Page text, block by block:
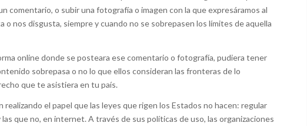
comentario, o subir una fotografía o imagen con la que expresáramos al
nos disgusta, siempre y cuando no se sobrepasen los límites de aquella
online donde se posteara ese comentario o fotografía, pudiera tener
sobrepasa o no lo que ellos consideran las fronteras de lo
que te asistiera en tu país.
el papel que las leyes que rigen los Estados no hacen: regular
que no, en internet. A través de sus políticas de uso, las organizaciones